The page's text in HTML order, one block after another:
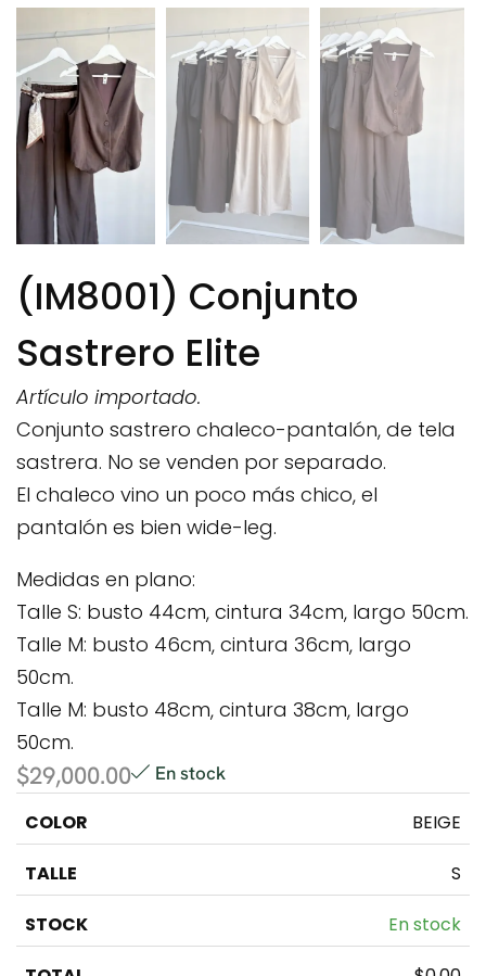
(IM8001) Conjunto
Sastrero Elite
Artículo importado.
Conjunto sastrero chaleco-pantalón, de tela
sastrera. No se venden por separado.
El chaleco vino un poco más chico, el
pantalón es bien wide-leg.
Medidas en plano:
Talle S: busto 44cm, cintura 34cm, largo 50cm.
Talle M: busto 46cm, cintura 36cm, largo
50cm.
Talle M: busto 48cm, cintura 38cm, largo
50cm.
$29,000.00 En stock
BEIGE
S
En stock